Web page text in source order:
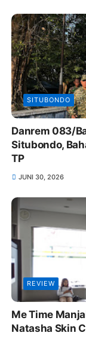
SITUBONDO
Danrem 083/
Situbondo,
TP
JUNI 30, 2026
REVIEW
Me Time
Natasha Skin